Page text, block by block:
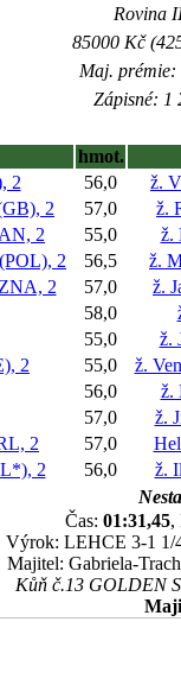
Rovina
85000 Kč
Maj. prémie:
Zápisné: 1
hmot.
2 56,0
ž.
2 57,0
ž.
2 55,0
ž.
2 56,5
ž.
2 57,0
ž.
58,0
55,0
ž.
2 55,0
ž.
56,0
ž.
57,0
ž.
2 57,0
2 56,0
ž.
Čas: 01:31,45,
Výrok: LEHCE 3-1 1/
Majitel: Gabriela-
Kůň č.13 GOLDEN